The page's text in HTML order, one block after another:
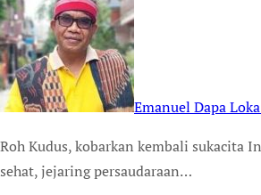
Emanuel Dapa Loka
Roh Kudus, kobarkan kembali sukacita Injil dalam hati para imam. Anugerahkan kepada mereka persahabatan yang
sehat, jejaring persaudaraan…